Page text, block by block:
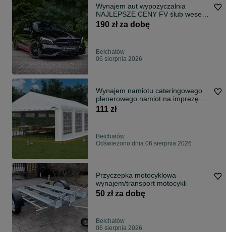
Wynajem aut wypożyczalnia
NAJLEPSZE CENY FV ślub wesele
VIP na plan FV
190 zł za dobę
Bełchatów
06 sierpnia 2026
Wynajem namiotu cateringowego
plenerowego namiot na imprezę
catering
111 zł
Bełchatów
Odświeżono dnia 06 sierpnia 2026
Przyczepka motocyklowa
wynajem/transport motocykli
50 zł za dobę
Bełchatów
06 sierpnia 2026